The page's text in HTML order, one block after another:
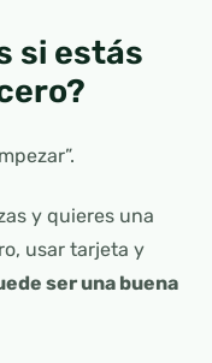
si estás
y quieres una
usar tarjeta y
ser una buena